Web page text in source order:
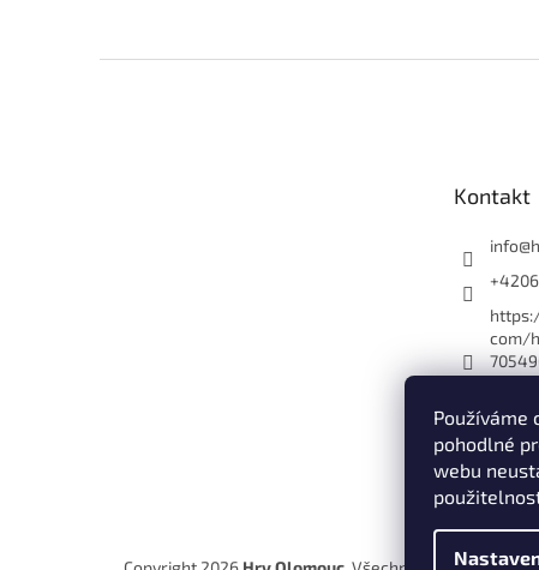
Používáme
pohodlné
webu
Kontakt
info@
com/
Hry